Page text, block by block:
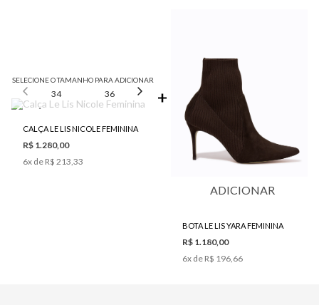
SELECIONE O TAMANHO PARA ADICIONAR
34 36 38
CALÇA LE LIS NICOLE FEMININA
R$ 1.280,00
6x de R$ 213,33
ADICIONAR
BOTA LE LIS YARA FEMININA
R$ 1.180,00
6x de R$ 196,66